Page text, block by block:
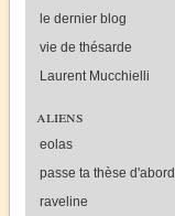
le dernier blog
vie de thésarde
Laurent Mucchielli
aliens
eolas
passe ta thèse d'abord
raveline